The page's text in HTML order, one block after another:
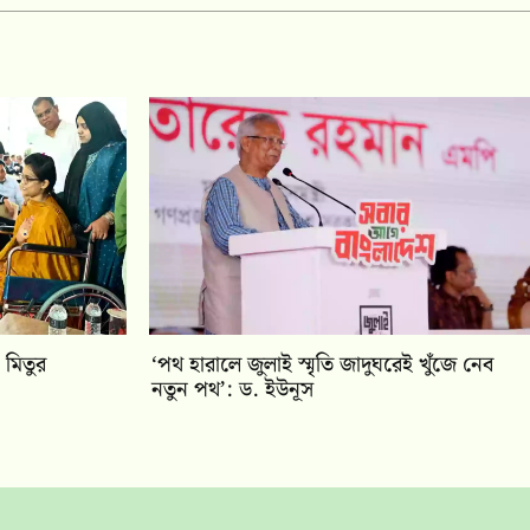
‘পথ হারালে জুলাই স্মৃতি জাদুঘরেই খুঁজে নেব
নতুন পথ’: ড. ইউনূস